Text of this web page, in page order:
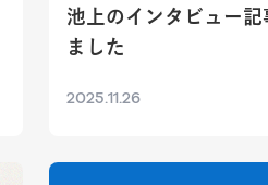
池上のインタビュー
ました
2025.11.26